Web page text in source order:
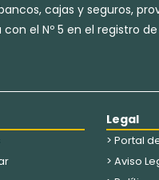
cajas y seguros,
el Nº 5 en el registro
Legal
> Portal
> Aviso